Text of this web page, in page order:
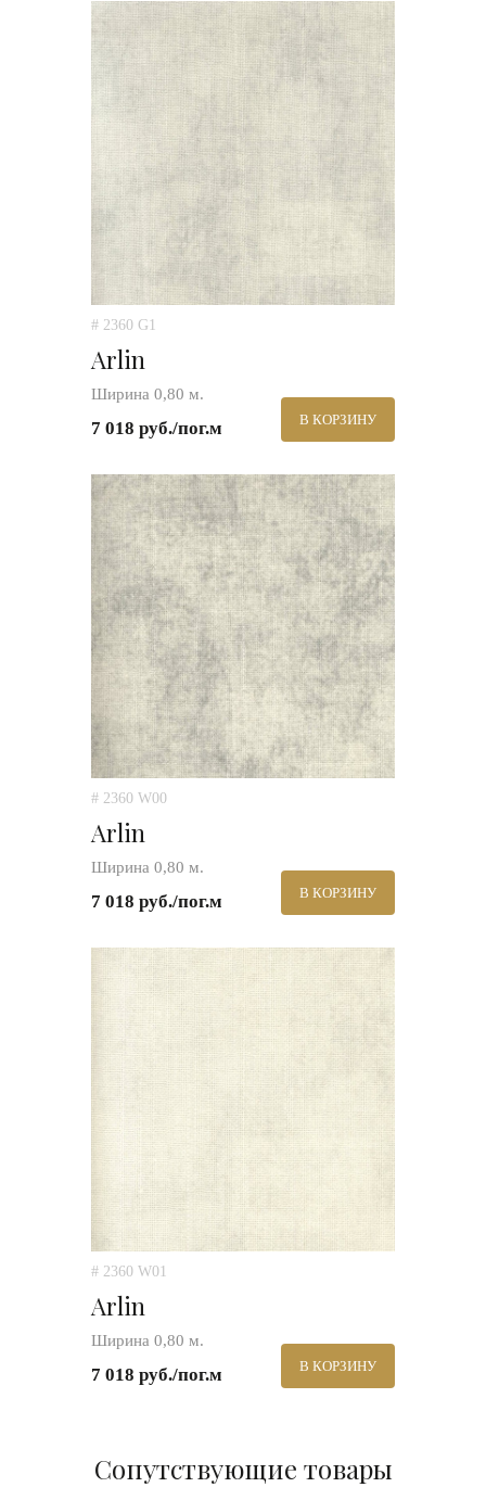
# 2360 G1
Arlin
Ширина 0,80 м.
7 018 руб./пог.м В КОРЗИНУ
# 2360 W00
Arlin
Ширина 0,80 м.
7 018 руб./пог.м В КОРЗИНУ
# 2360 W01
Arlin
Ширина 0,80 м.
7 018 руб./пог.м В КОРЗИНУ
Сопутствующие товары